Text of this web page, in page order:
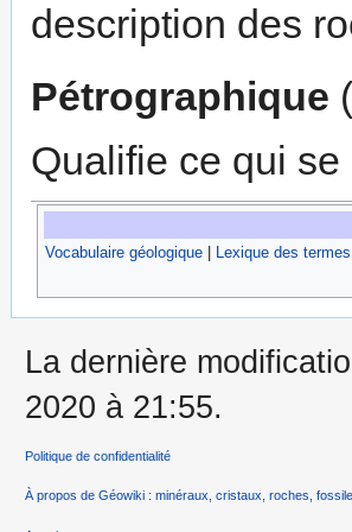
description des
Pétrographique
Qualifie ce qui
Vocabulaire géologique Lexique des
La dernière
2020 à 21:55.
Politique de confidentialité
À propos de Géowiki : minéraux, cristaux, roches,